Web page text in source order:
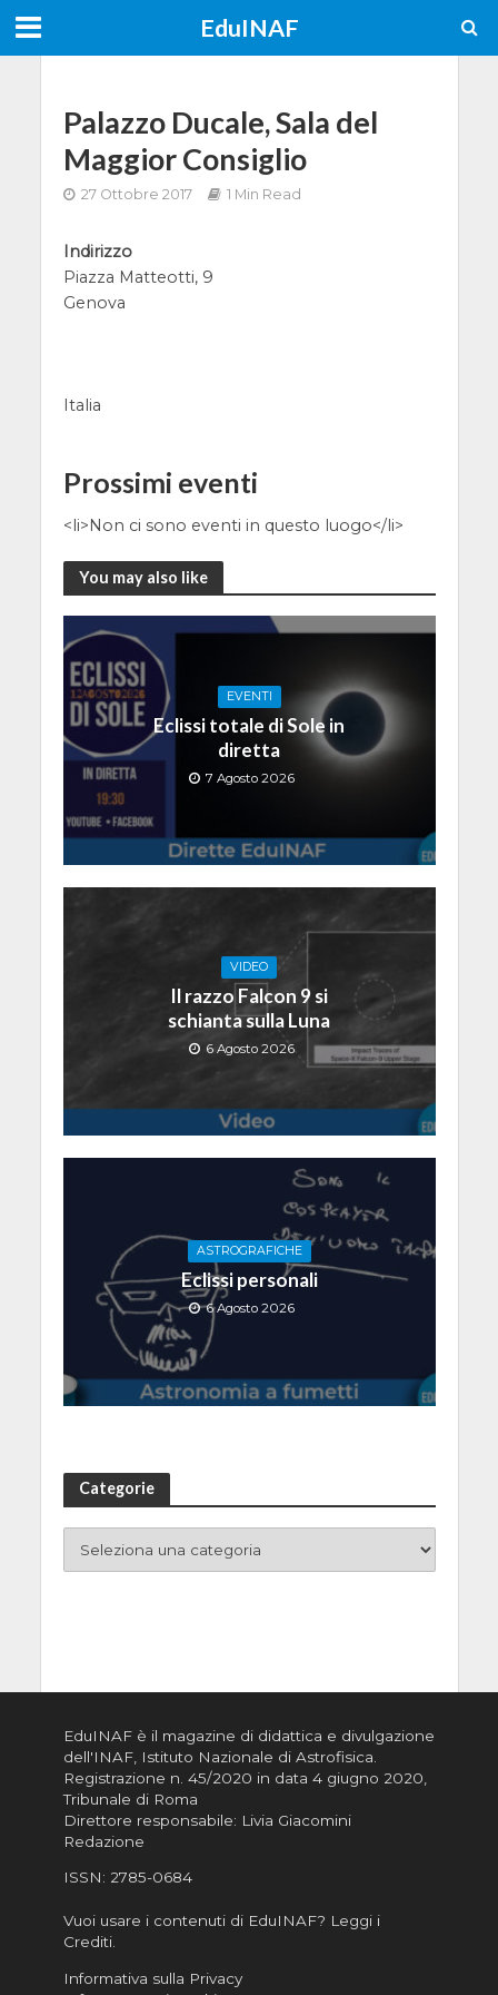
EduINAF
Palazzo Ducale, Sala del
Maggior Consiglio
27 Ottobre 2017 1 Min Read
Indirizzo
Piazza Matteotti, 9
Genova
Italia
Prossimi eventi
<li>Non ci sono eventi in questo luogo</li>
You may also like
EVENTI
Eclissi totale di Sole in
diretta
7 Agosto 2026
VIDEO
Il razzo Falcon 9 si
schianta sulla Luna
6 Agosto 2026
ASTROGRAFICHE
Eclissi personali
6 Agosto 2026
Categorie
EduINAF è il magazine di didattica e divulgazione
dell'INAF, Istituto Nazionale di Astrofisica
Registrazione n. 45/2020 in data 4 giugno 2020,
Tribunale di Roma
Direttore responsabile: Livia Giacomini
Redazione
ISSN: 2785-0684
Vuoi usare i contenuti di EduINAF? Leggi i
Crediti.
Informativa sulla Privacy